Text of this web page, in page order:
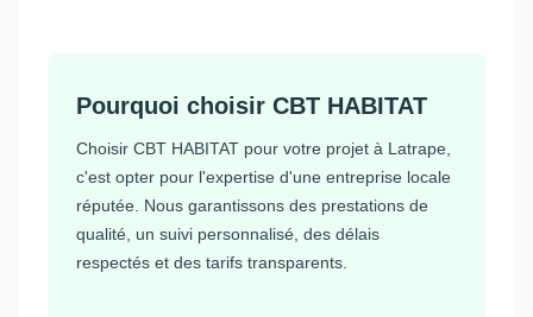
Pourquoi choisir CBT HABITAT
Choisir CBT HABITAT pour votre projet à Latrape,
c'est opter pour l'expertise d'une entreprise locale
réputée. Nous garantissons des prestations de
qualité, un suivi personnalisé, des délais
respectés et des tarifs transparents.